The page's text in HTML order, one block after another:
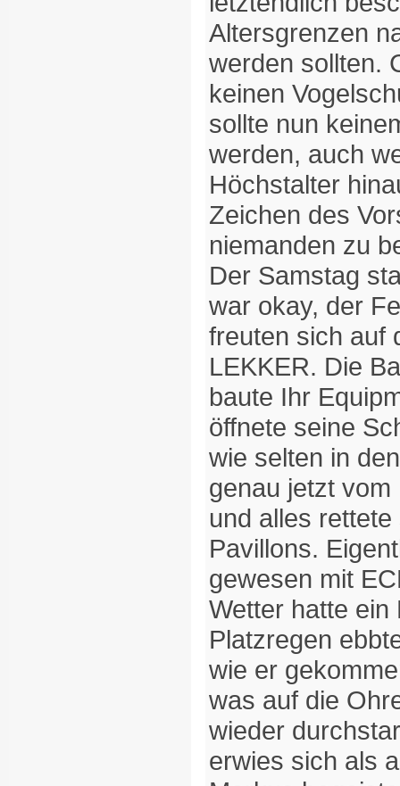
Altersgrenzen
werden sollten.
keinen
sollte nun
werden, auch
Höchstalter
Zeichen des
niemanden zu
Der Samstag
war okay, der
freuten sich auf
LEKKER. Die
baute Ihr
öffnete seine
wie selten in
genau jetzt
und alles
Pavillons.
gewesen mit
Wetter hatte ein
Platzregen
wie er
was auf die
wieder
erwies sich als